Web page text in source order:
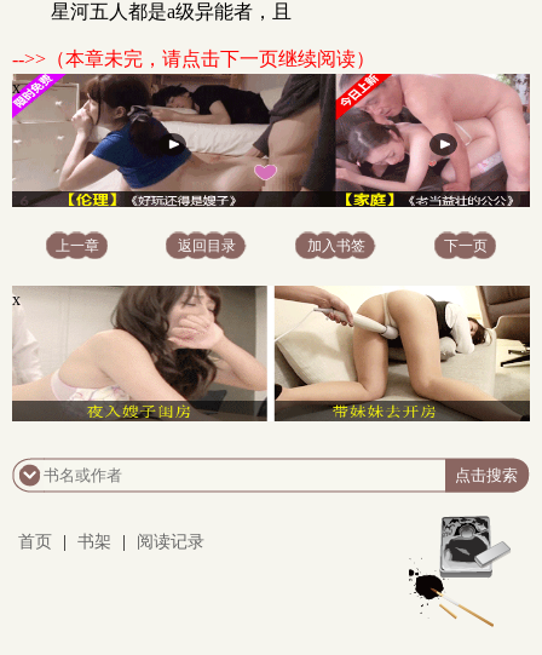
星河五人都是a级异能者，且
-->>（本章未完，请点击下一页继续阅读）
x
上一章 返回目录 加入书签 下一页
x
首页 书架 阅读记录